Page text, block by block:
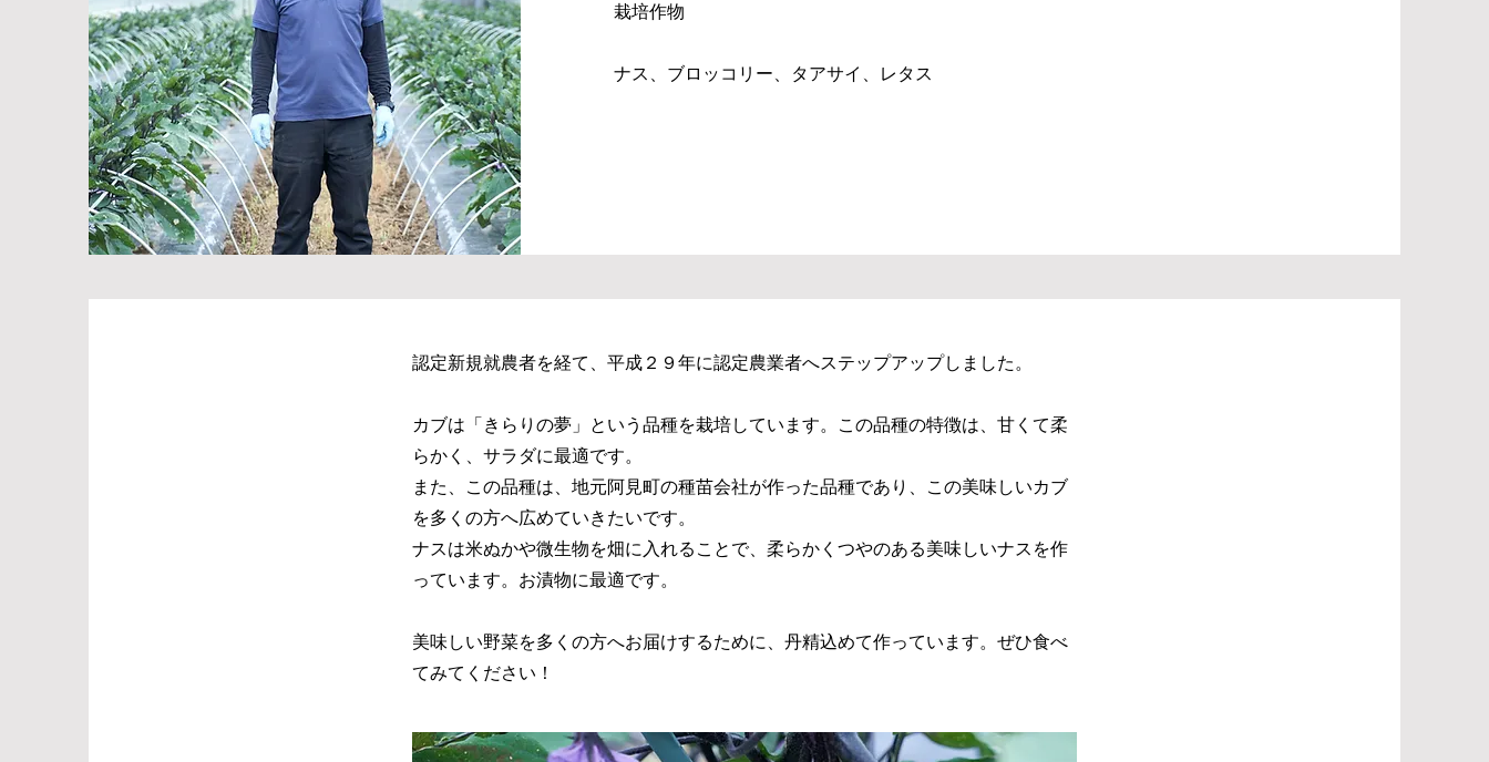
栽培作物
ナス、ブロッコリー、タアサイ、レタス
認定新規就農者を経て、平成２９年に認定農業者へステップアップしました。
カブは「きらりの夢」という品種を栽培しています。この品種の特徴は、甘くて柔
らかく、サラダに最適です。
また、この品種は、地元阿見町の種苗会社が作った品種であり、この美味しいカブ
を多くの方へ広めていきたいです。
ナスは米ぬかや微生物を畑に入れることで、柔らかくつやのある美味しいナスを作
っています。お漬物に最適です。
美味しい野菜を多くの方へお届けするために、丹精込めて作っています。ぜひ食べ
てみてください！